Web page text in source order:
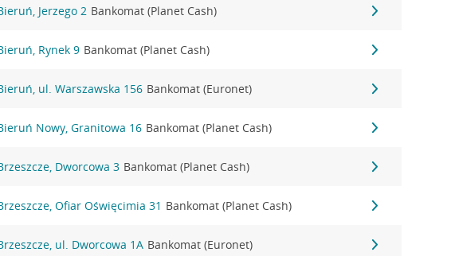
Jerzego 2 Bankomat (Planet Cash)
Rynek 9 Bankomat (Planet Cash)
ul. Warszawska 156 Bankomat (Euronet)
Nowy, Granitowa 16 Bankomat (Planet Cash)
Dworcowa 3 Bankomat (Planet Cash)
Ofiar Oświęcimia 31 Bankomat (Planet Cash)
ul. Dworcowa 1A Bankomat (Euronet)